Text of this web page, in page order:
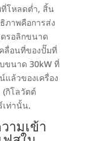
โหลดต่ำ, สิ้น
ภาพคือการส่ง
รอลิกขนาด
ลื่อนที่ของปั๊มที่
ขนาด 30kW ที่
ล้วของเครื่อง
(กิโลวัตต์
ท่านั้น.
ามเข้า